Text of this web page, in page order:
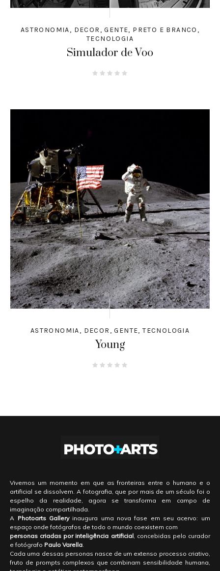
ASTRONOMIA, DECOR ,GENTE, PRETO E BRANCO ,
TECNOLOGIA
Simulador de Voo
ASTRONOMIA, DECOR ,GENTE,TECNOLOGIA
Young
Vivemos um momento em que as fronteiras entre o humano e o
artificial se dissolvem. A fotografia, que por mais de um século foi o
espelho da realidade, agora se transforma em campo de
imaginação compartilhada.
A Photoarts Galleryinaugura uma nova fase em seu acervo: um
espaço onde fotógrafos de todo o mundo coexistem com
personas criadas por inteligência artificial, concebidas pelo curador
e fotógrafo Paulo Varella.
Cada uma dessas personas nasce de um extenso processo criativo,
fruto de prompts complexos que combinam sensibilidade humana,